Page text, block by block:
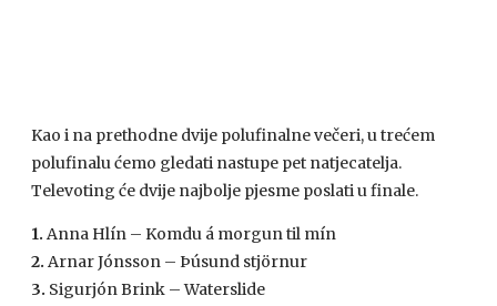
Kao i na prethodne dvije polufinalne večeri, u trećem
polufinalu ćemo gledati nastupe pet natjecatelja.
Televoting će dvije najbolje pjesme poslati u finale.
1. Anna Hlín – Komdu á morgun til mín
2. Arnar Jónsson – Þúsund stjörnur
3. Sigurjón Brink – Waterslide